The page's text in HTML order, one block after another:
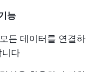
능
든 데이터를 연결하
니다